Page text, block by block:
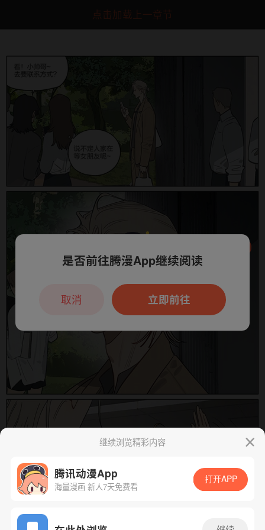
点击加载上一章节
App免费看
继续浏览精彩内容
腾讯动漫App
海量漫画 新人7天免费看
打开APP
本章节仅支持App阅读，可打开App新用
户7天免费看
是否前往腾漫App继续阅读
立即前往
取消